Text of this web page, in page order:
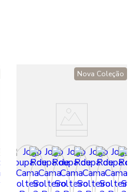
Nova Coleção